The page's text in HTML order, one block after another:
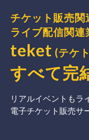
チケット販売関
ライブ配信関連
teket (テケ
すべて完
リアルイベントもラ
電子チケット販売サ